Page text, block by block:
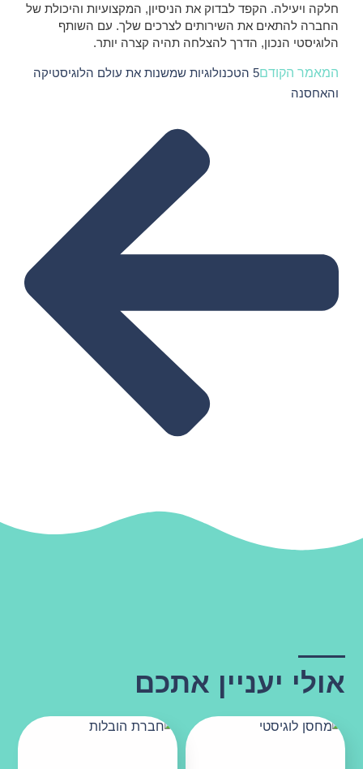
חלקה ויעילה. הקפד לבדוק את הניסיון, המקצועיות והיכולת של
החברה להתאים את השירותים לצרכים שלך. עם השותף
הלוגיסטי הנכון, הדרך להצלחה תהיה קצרה יותר.
המאמר הקודם
5 הטכנולוגיות שמשנות את עולם הלוגיסטיקה
והאחסנה
אולי יעניין אתכם